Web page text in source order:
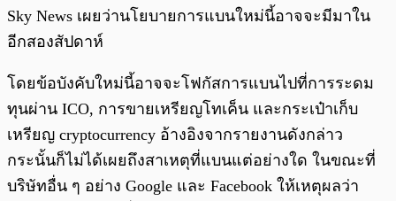
Sky News เผยว่านโยบายการแบนใหม่นี้อาจจะมีมาใน
อีกสองสัปดาห์
โดยข้อบังคับใหม่นี้อาจจะโฟกัสการแบนไปที่การระดม
ทุนผ่าน ICO, การขายเหรียญโทเค็น และกระเป๋าเก็บ
เหรียญ cryptocurrency อ้างอิงจากรายงานดังกล่าว
กระนั้นก็ไม่ได้เผยถึงสาเหตุที่แบนแต่อย่างใด ในขณะที่
บริษัทอื่น ๆ อย่าง Google และ Facebook ให้เหตุผลว่า